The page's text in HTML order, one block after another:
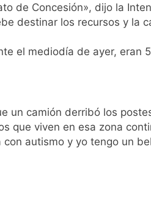
subsecretario de Seguridad
confirmó que tuvo un
al Congreso contra
de Quilmes celebra la fiesta de
de Concesión», dijo la
destinar los recursos y la
el mediodía de ayer,
un camión derribó los
que viven en esa zona
autismo y yo tengo un